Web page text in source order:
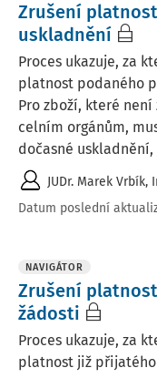
Zrušení
uskladnění
Proces ukazuje, za
platnost podaného
Pro zboží, které
celním orgánům,
dočasné
JUDr. Marek Vrbík,
Datum poslední
NAVIGÁTOR
Zrušení
žádosti
Proces ukazuje, za
platnost již